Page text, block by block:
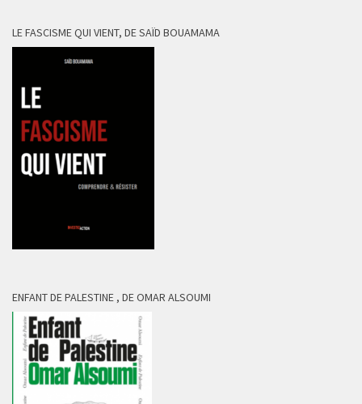
LE FASCISME QUI VIENT, DE SAÏD BOUAMAMA
ENFANT DE PALESTINE , DE OMAR ALSOUMI